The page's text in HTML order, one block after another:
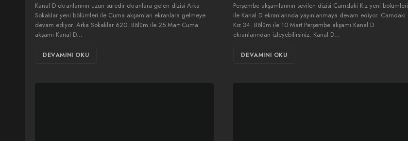
Kanal D ekranlarının uzun süredir ekranlara gelen dizisi Arka
Sokaklar yeni bölümleri ile Cuma akşamları ekranlara gelmeye
devam ediyor. Arka Sokaklar 620. Bölüm ile 25 Mart Cuma
akşamı Kanal D…
DEVAMINI OKU
Perşembe akşamlarının sevilen dizisi Camdaki Kız yeni bölümleri
ile Kanal D ekranlarında yayınlanmaya devam ediyor. Camdaki
Kız 34. Bölüm ile 10 Mart Perşembe akşamı Kanal D
ekranlarından izleyebilirsiniz. Kanal D…
DEVAMINI OKU